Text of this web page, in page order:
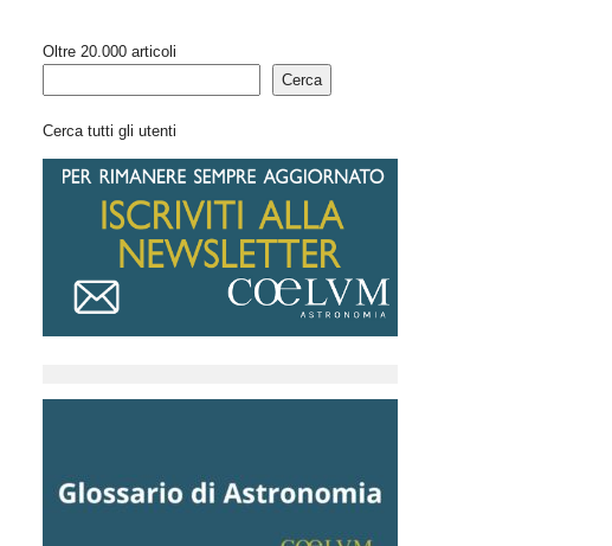
Oltre 20.000 articoli
Cerca
Cerca tutti gli utenti